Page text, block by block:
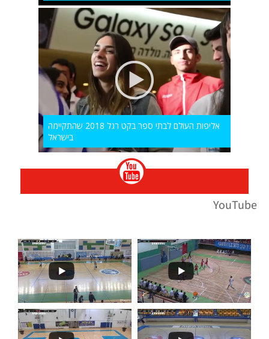
אליפות העולם לבתי ספר בקט רגל 2018 שהתקיימה
בישראל
YouTube